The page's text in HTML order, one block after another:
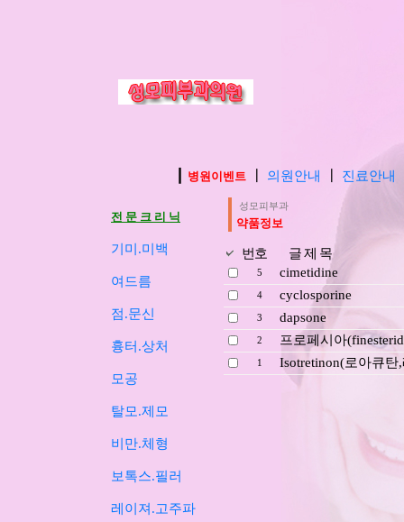
병원이벤트 의원안내 진료안내
전 문 크 리 닉
기미.미백
여드름
점.문신
흉터.상처
모공
탈모.제모
비만.체형
보톡스.필러
레이져.고주파
성모피부과
약품정보
번호 글 제 목
5 cimetidine
4 cyclosporine
3 dapsone
2 프로페시아
1 Isotretinon(로아큐